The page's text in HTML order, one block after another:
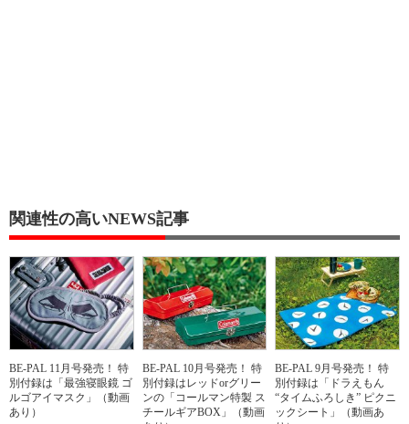
関連性の高いNEWS記事
BE-PAL 11月号発売！ 特
別付録は「最強寝眼鏡 ゴ
ルゴアイマスク」（動画
あり）
BE-PAL 10月号発売！ 特
別付録はレッドorグリー
ンの「コールマン特製 ス
チールギアBOX」（動画
BE-PAL 9月号発売！ 特
別付録は「ドラえもん
“タイムふろしき” ピクニ
ックシート」（動画あ